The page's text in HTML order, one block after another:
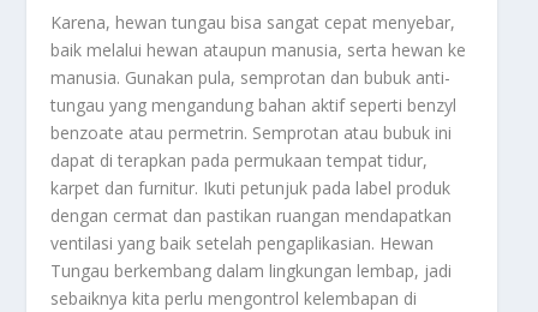
Karena, hewan tungau bisa sangat cepat menyebar,
baik melalui hewan ataupun manusia, serta hewan ke
manusia. Gunakan pula, semprotan dan bubuk anti-
tungau yang mengandung bahan aktif seperti benzyl
benzoate atau permetrin. Semprotan atau bubuk ini
dapat di terapkan pada permukaan tempat tidur,
karpet dan furnitur. Ikuti petunjuk pada label produk
dengan cermat dan pastikan ruangan mendapatkan
ventilasi yang baik setelah pengaplikasian. Hewan
Tungau berkembang dalam lingkungan lembap, jadi
sebaiknya kita perlu mengontrol kelembapan di